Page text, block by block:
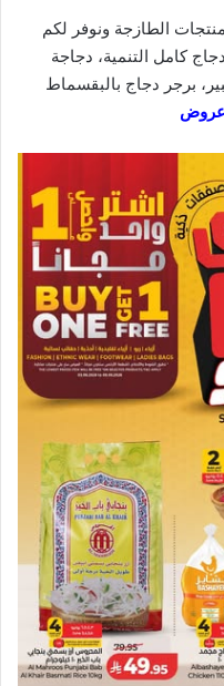
الطازجة ونوفر لكم
كامل التنمية، دجاجة
برجر دجاج بالبقسماط
عروض